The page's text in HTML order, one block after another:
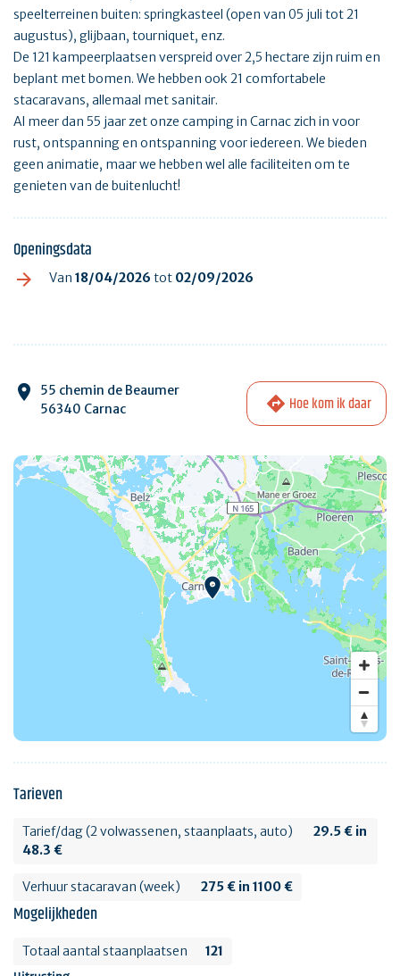
speelterreinen buiten: springkasteel (open van 05 juli tot 21
augustus), glijbaan, tourniquet, enz.
De 121 kampeerplaatsen verspreid over 2,5 hectare zijn ruim en
beplant met bomen. We hebben ook 21 comfortabele
stacaravans, allemaal met sanitair.
Al meer dan 55 jaar zet onze camping in Carnac zich in voor
rust, ontspanning en ontspanning voor iedereen. We bieden
geen animatie, maar we hebben wel alle faciliteiten om te
genieten van de buitenlucht!
Openingsdata
Van 18/04/2026 tot 02/09/2026
55 chemin de Beaumer
56340 Carnac
Hoe kom ik daar
Tarieven
Tarief/dag (2 volwassenen, staanplaats, auto)
29.5 € in
48.3 €
Verhuur stacaravan (week) 275 € in 1100 €
Mogelijkheden
Totaal aantal staanplaatsen 121